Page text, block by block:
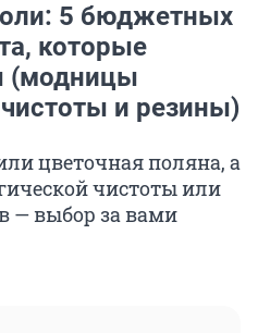
5 бюджетных
которые
(модницы
и резины)
цветочная поляна, а
чистоты или
— выбор за вами